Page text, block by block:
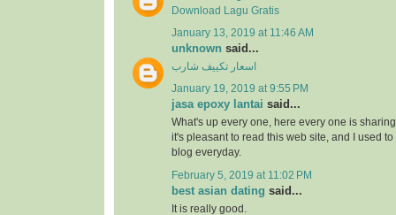
Download Lagu Gratis
January 13, 2019 at 11:46 AM
unknown said...
اسعار تكييف شارب
January 19, 2019 at 9:55 PM
jasa epoxy lantai said...
What's up every one, here every one is
it's pleasant to read this web site, and I used
blog everyday.
February 5, 2019 at 11:02 PM
best asian dating said...
It is really good.